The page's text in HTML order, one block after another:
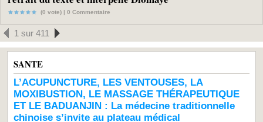
(0 vote) | 0 Commentaire
1 sur 411
SANTE
L’ACUPUNCTURE, LES VENTOUSES, LA
MOXIBUSTION, LE MASSAGE THÉRAPEUTIQUE
ET LE BADUANJIN : La médecine traditionnelle
chinoise s’invite au plateau médical